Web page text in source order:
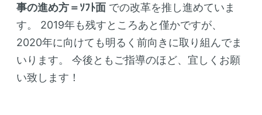
事の進め方＝ｿﾌﾄ面 での改革を推し進めていま
す。
2019年も残すところあと僅かですが、
2020年に向けても明るく前向きに取り組んでま
いります。
今後ともご指導のほど、宜しくお願
い致します！